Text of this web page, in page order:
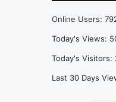
«Спартака»
Online Users:
Today's Views:
Today's Visitors:
Last 30 Days